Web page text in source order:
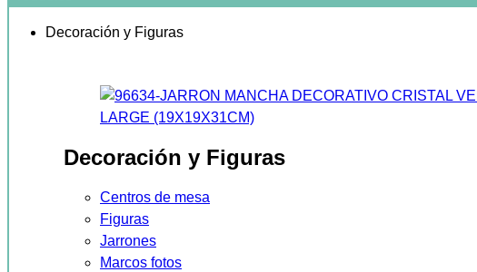
Decoración y Figuras
Decoración y Figuras
Centros de mesa
Figuras
Jarrones
Marcos fotos